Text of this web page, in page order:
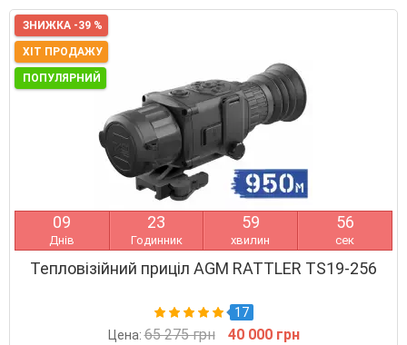
ЗНИЖКА -39 %
ХІТ ПРОДАЖУ
ПОПУЛЯРНИЙ
09
Днів
23
Годинник
59
хвилин
55
сек
Тепловізійний приціл AGM RATTLER TS19-256
17
Цена:65 275 грн 40 000 грн